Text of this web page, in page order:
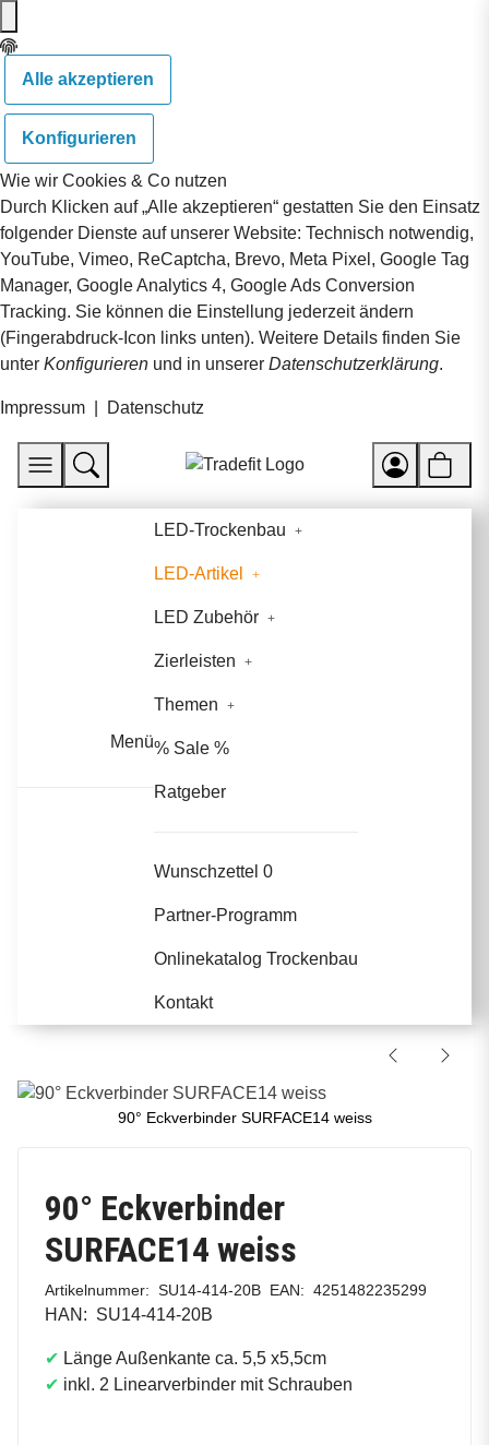
Alle akzeptieren
Konfigurieren
Wie wir Cookies & Co nutzen
Durch Klicken auf „Alle akzeptieren“ gestatten Sie den Einsatz
folgender Dienste auf unserer Website: Technisch notwendig,
YouTube, Vimeo, ReCaptcha, Brevo, Meta Pixel, Google Tag
Manager, Google Analytics 4, Google Ads Conversion
Tracking. Sie können die Einstellung jederzeit ändern
(Fingerabdruck-Icon links unten). Weitere Details finden Sie
unter Konfigurieren und in unserer Datenschutzerklärung.
Impressum Datenschutz
Menü
LED-Trockenbau
LED-Artikel
LED Zubehör
Zierleisten
Themen
% Sale %
Ratgeber
Wunschzettel 0
Partner-Programm
Onlinekatalog Trockenbau
Kontakt
90° Eckverbinder
SURFACE14 weiss
Artikelnummer: SU14-414-20B EAN: 4251482235299
HAN: SU14-414-20B
✔ Länge Außenkante ca. 5,5 x5,5cm
✔ inkl. 2 Linearverbinder mit Schrauben
90° Eckverbinder SURFACE14 weiss